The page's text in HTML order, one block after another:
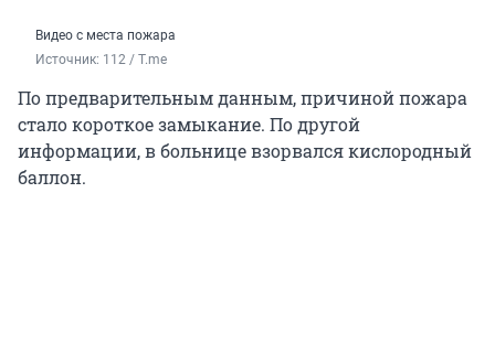
Видео с места пожара
Источник: 112 / T.me
По предварительным данным, причиной пожара
стало короткое замыкание. По другой
информации, в больнице взорвался кислородный
баллон.